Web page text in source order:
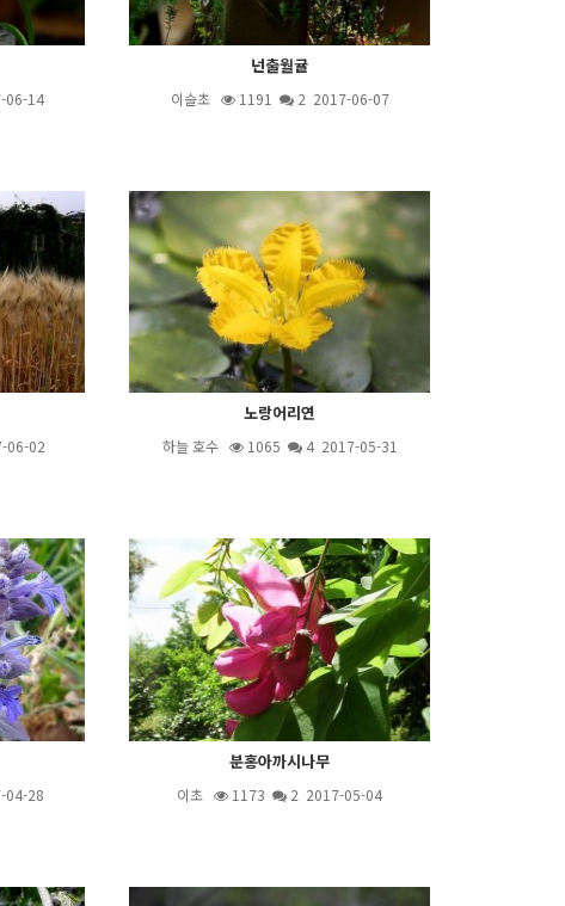
06-14
넌출월귤
이슬초 1191 2 2017-06-07
06-02
노랑어리연
하늘 호수 1065 42017-05-31
04-28
분홍아까시나무
이초 1173 2 2017-05-04